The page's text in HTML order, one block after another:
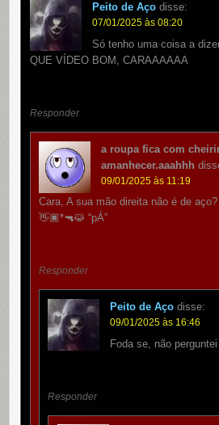
Peito de Aço disse:
07/01/2025 às 08:20
Só tenho uma coisa a
QUE VÍDEO BOM, CARAAAAAA
Responder
a roupa fica com
amanhecer.aaahhh
09/01/2025 às 11:19
Cara, A sua mão direita não é de aço?
👋🏿*🔫😹 “pÁ”
Responder
Peito de Aço disse:
09/01/2025 às 16:46
Foda se, não
Responder